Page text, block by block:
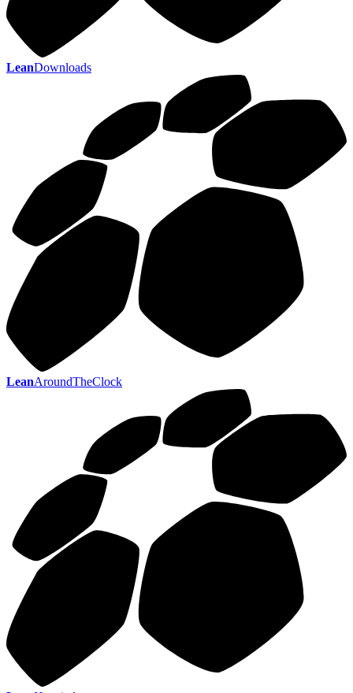
LeanDownloads
LeanAroundTheClock